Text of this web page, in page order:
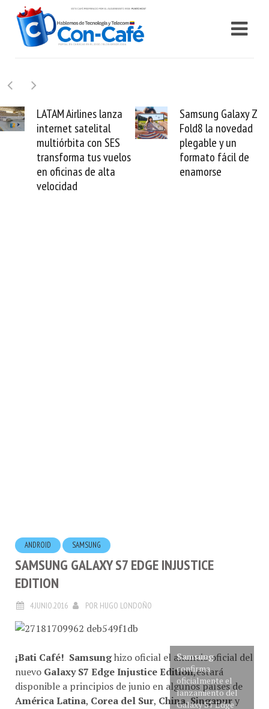
Samsung Galaxy Z
Fold8 la novedad
plegable y un
formato fácil de
enamorse
Cashea levanta 100
millones de dólares
valida el crédito del
venezolano ante el
mundo
SAMSUNG GALAXY S7 EDGE INJUSTICE
EDITION
4.JUNIO.2016
confirma
oficialmente el
lanzamiento del
Galaxy S7 Edge
Injustice Edition.
hizo oficial el anuncio oficial del
nuevoGalaxy S7 Edge Injustice Edition,estará
disponible a principios de junio en algunos países de
América Latina,Corea del Sur,China,Singapury
Rusia.